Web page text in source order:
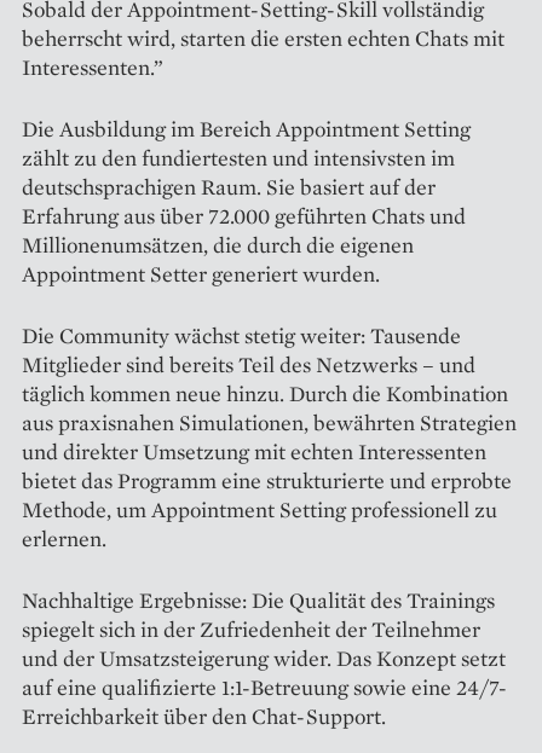
Sobald der Appointment-Setting-Skill vollständig
beherrscht wird, starten die ersten echten Chats mit
Interessenten.”
Die Ausbildung im Bereich Appointment Setting
zählt zu den fundiertesten und intensivsten im
deutschsprachigen Raum. Sie basiert auf der
Erfahrung aus über 72.000 geführten Chats und
Millionenumsätzen, die durch die eigenen
Appointment Setter generiert wurden.
Die Community wächst stetig weiter: Tausende
Mitglieder sind bereits Teil des Netzwerks – und
täglich kommen neue hinzu. Durch die Kombination
aus praxisnahen Simulationen, bewährten Strategien
und direkter Umsetzung mit echten Interessenten
bietet das Programm eine strukturierte und erprobte
Methode, um Appointment Setting professionell zu
erlernen.
Nachhaltige Ergebnisse: Die Qualität des Trainings
spiegelt sich in der Zufriedenheit der Teilnehmer
und der Umsatzsteigerung wider. Das Konzept setzt
auf eine qualifizierte 1:1-Betreuung sowie eine 24/7-
Erreichbarkeit über den Chat-Support.